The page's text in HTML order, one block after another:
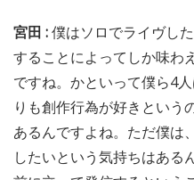
宮田 :僕はソロでライヴし
することによってしか味わ
ですね。かといって僕ら4
りも創作行為が好きという
あるんですよね。ただ僕は
したいという気持ちはある